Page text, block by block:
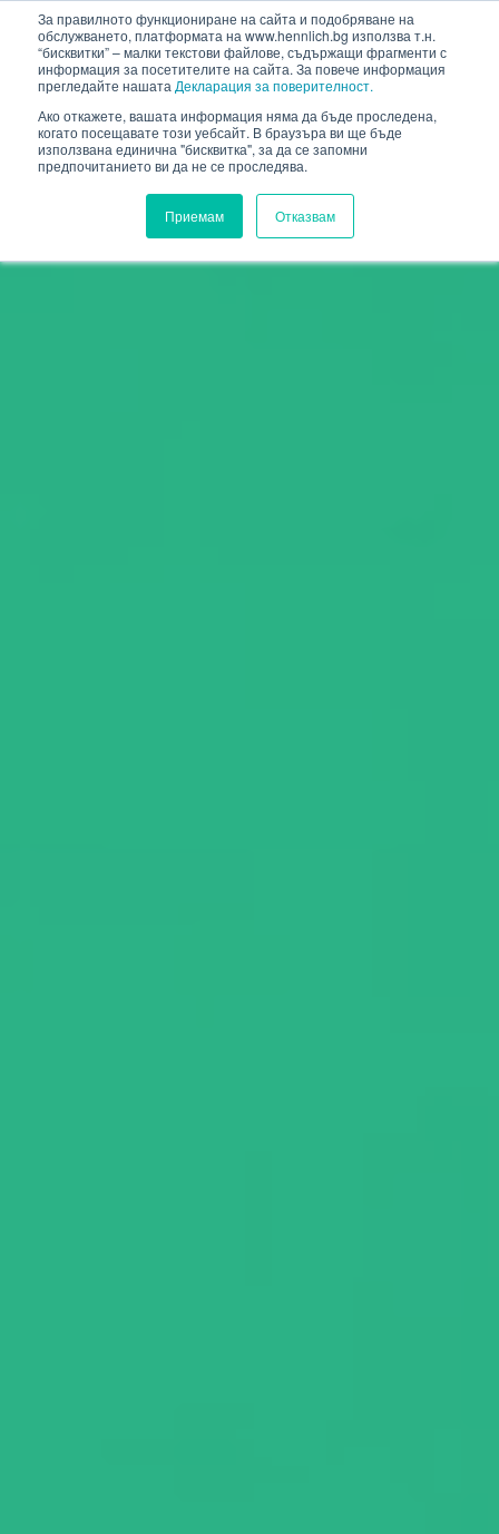
За правилното функциониране на сайта и подобряване на
обслужването, платформата на www.hennlich.bg използва т.н.
“бисквитки” – малки текстови файлове, съдържащи фрагменти с
информация за посетителите на сайта. За повече информация
прегледайте нашата Декларация за поверителност.
Ако откажете, вашата информация няма да бъде проследена,
когато посещавате този уебсайт. В браузъра ви ще бъде
използвана единична "бисквитка", за да се запомни
предпочитанието ви да не се проследява.
Приемам Отказвам
HENNLICH